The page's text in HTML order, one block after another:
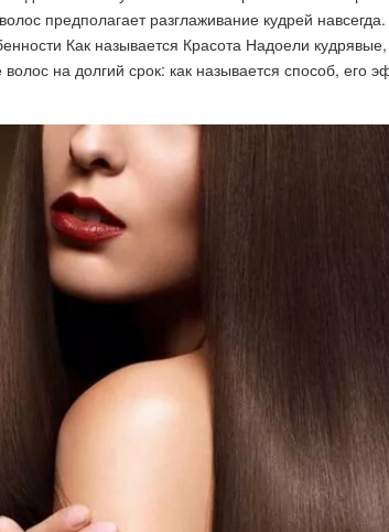
предполагает разглаживание кудрей
Как называется Красота Надоели
на долгий срок: как называется способ, его